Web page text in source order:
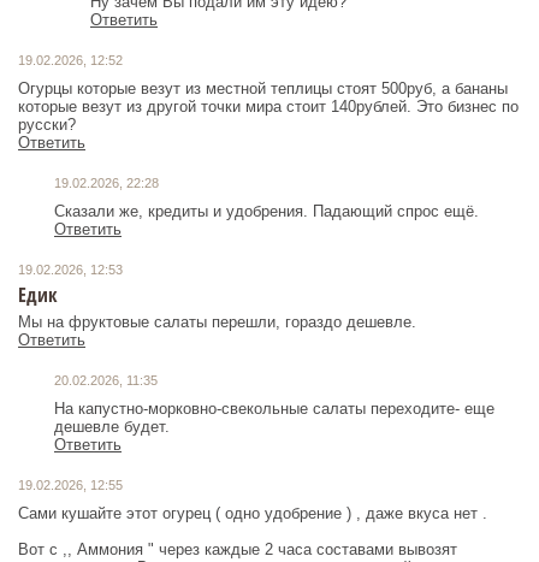
Ответить
19.02.2026, 12:52
Огурцы которые везут из местной теплицы стоят 500руб, а бананы
которые везут из другой точки мира стоит 140рублей. Это бизнес по
русски?
Ответить
19.02.2026, 22:28
Сказали же, кредиты и удобрения. Падающий спрос ещё.
Ответить
19.02.2026, 12:53
Едик
Мы на фруктовые салаты перешли, гораздо дешевле.
Ответить
20.02.2026, 11:35
На капустно-морковно-свекольные салаты переходите- еще
дешевле будет.
Ответить
19.02.2026, 12:55
Сами кушайте этот огурец ( одно удобрение ) , даже вкуса нет .
Вот с ,, Аммония " через каждые 2 часа составами вывозят